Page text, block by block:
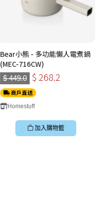
Bear小熊 - 多功能懶人電煮鍋
(MEC-716CW)
$ 449.0 $ 268.2
商戶直送
Homestuff
加入購物籃